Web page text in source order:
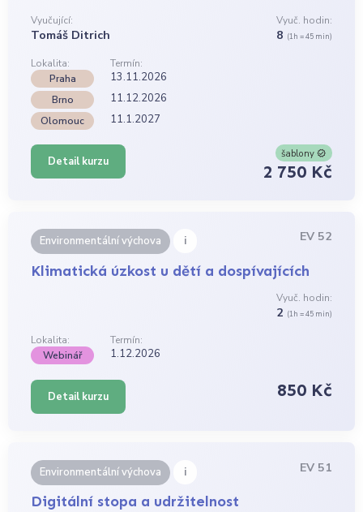
Vyučující:
Tomáš Ditrich
Vyuč. hodin:
8 (1h = 45 min)
Lokalita:
Termín:
Praha
13.11.2026
Brno 11.12.2026
Olomouc 11.1.2027
Detail kurzu
šablony
2 750 Kč
Environmentální výchova i EV 52
Klimatická úzkost u dětí a dospívajících
Vyuč. hodin:
2 (1h = 45 min)
Lokalita:
Termín:
Webinář
1.12.2026
Detail kurzu 850 Kč
Environmentální výchova i EV 51
Digitální stopa a udržitelnost